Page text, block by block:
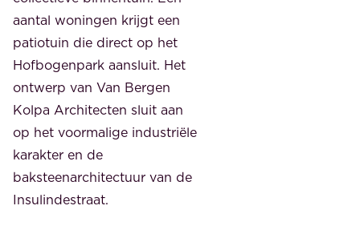
aantal woningen krijgt een
patiotuin die direct op het
Hofbogenpark aansluit. Het
ontwerp van Van Bergen
Kolpa Architecten sluit aan
op het voormalige industriële
karakter en de
baksteenarchitectuur van de
Insulindestraat.